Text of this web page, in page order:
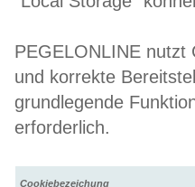
PEGELONLINE nutzt
und korrekte
grundlegende
erforderlich.
Cookiebezeichung